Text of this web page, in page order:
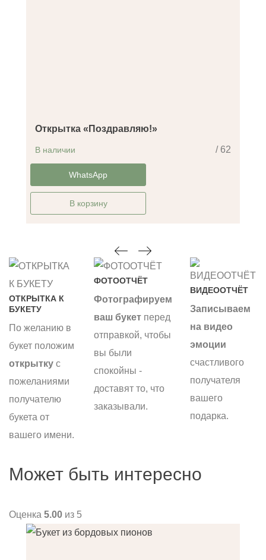
Открытка «Поздравляю!»
/ 62
В наличии
-14%WhatsApp
В корзину
ОТКРЫТКА К
БУКЕТУ
По желанию в
букет положим
открытку с
пожеланиями
получателю
букета от
вашего имени.
ФОТООТЧЁТ
Фотографируем
ваш букет перед
отправкой, чтобы
вы были
спокойны -
доставят то, что
заказывали.
ВИДЕООТЧЁТ
Записываем
на видео
эмоции
счастливого
получателя
вашего
подарка.
Может быть интересно
Оценка 5.00 из 5